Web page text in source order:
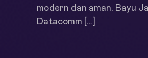
modern dan aman. Bayu
Datacomm […]